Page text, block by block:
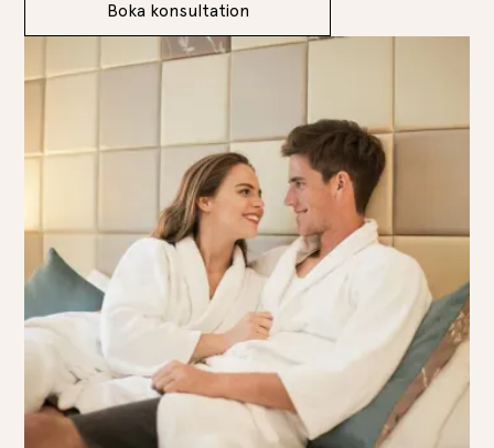
Boka konsultation